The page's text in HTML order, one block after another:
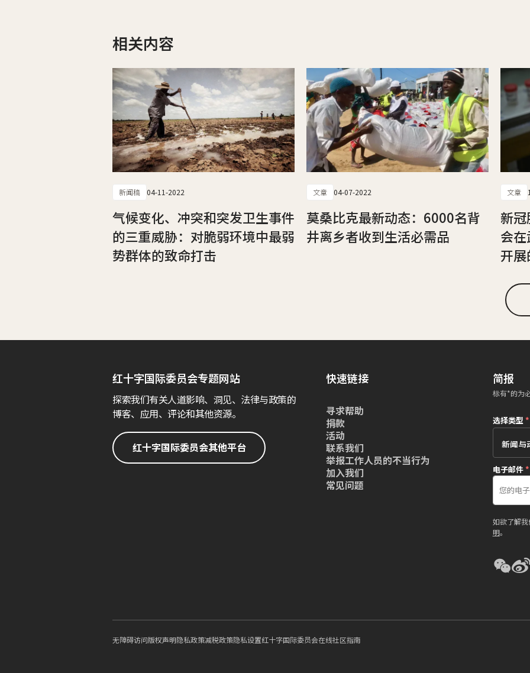
相关内容
新闻稿 04-11-2022
气候变化、冲突和突发卫生事件
的三重威胁：对脆弱环境中最弱
势群体的致命打击
文章 04-07-2022
莫桑比克最新动态：6000名背
井离乡者收到生活必需品
文章
新
会
开
红十字国际委员会专题网站
探索我们有关人道影响、洞见、法律与政策的
博客、应用、评论和其他资源。
红十字国际委员会其他平台
快速链接
寻求帮助
捐款
活动
联系我们
举报工作人员的不当行为
加入我们
常见问题
简报
标有*的为
选择类型*
电子邮件*
如欲了解
明。
无障碍访问版权声明隐私政策减税政策隐私设置红十字国际委员会在线社区指南